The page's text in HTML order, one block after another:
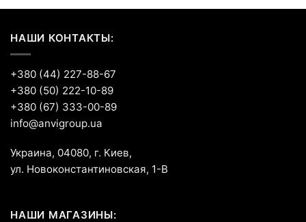
НАШИ КОНТАКТЫ:
+380 (44) 227-88-67
+380 (50) 222-10-89
+380 (67) 333-00-89
info@anvigroup.ua
Украина, 04080, г. Киев,
ул. Новоконстантиновская, 1-В
НАШИ МАГАЗИНЫ: